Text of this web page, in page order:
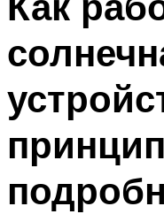
БАЛКОН И
ВЕНТИЛЯЦИЯ
ТРУБЫ
Меню